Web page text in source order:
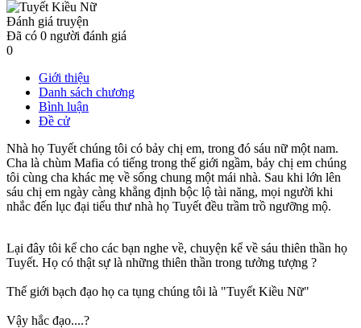
Đánh giá truyện
Đã có 0 người đánh giá
0
Giới thiệu
Danh sách chương
Bình luận
Đề cử
Nhà họ Tuyết chúng tôi có bảy chị em, trong đó sáu nữ một nam.
Cha là chùm Mafia có tiếng trong thế giới ngầm, bảy chị em chúng
tôi cùng cha khác mẹ về sống chung một mái nhà. Sau khi lớn lên
sáu chị em ngày càng khẳng định bộc lộ tài năng, mọi người khi
nhắc đến lục đại tiểu thư nhà họ Tuyết đều trầm trồ ngưỡng mộ.
Lại đây tôi kể cho các bạn nghe về, chuyện kể về sáu thiên thần họ
Tuyết. Họ có thật sự là những thiên thần trong tưởng tượng ?
Thế giới bạch đạo họ ca tụng chúng tôi là "Tuyết Kiều Nữ"
Vậy hắc đạo....?